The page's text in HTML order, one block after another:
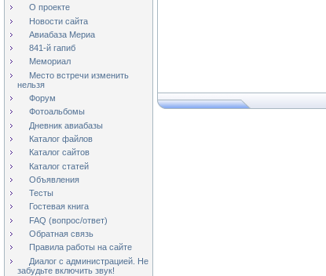
О проекте
Новости сайта
Авиабаза Мериа
841-й гапиб
Мемориал
Место встречи изменить
нельзя
Форум
Фотоальбомы
Дневник авиабазы
Каталог файлов
Каталог сайтов
Каталог статей
Объявления
Тесты
Гостевая книга
FAQ (вопрос/ответ)
Обратная связь
Правила работы на сайте
Диалог с администрацией. Не
забудьте включить звук!